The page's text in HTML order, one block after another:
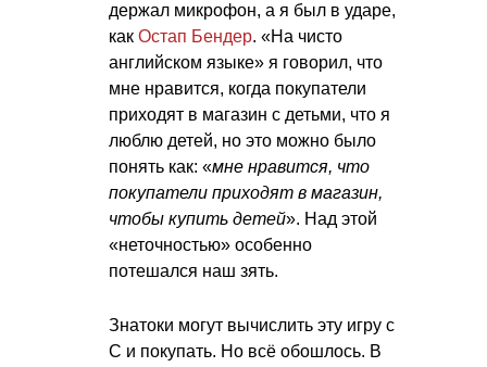
держал микрофон, а я был в ударе,
как Остап Бендер. «На чисто
английском языке» я говорил, что
мне нравится, когда покупатели
приходят в магазин с детьми, что я
люблю детей, но это можно было
понять как: «мне нравится, что
покупатели приходят в магазин,
чтобы купить детей». Над этой
«неточностью» особенно
потешался наш зять.
Знатоки могут вычислить эту игру с
С и покупать. Но всё обошлось. В